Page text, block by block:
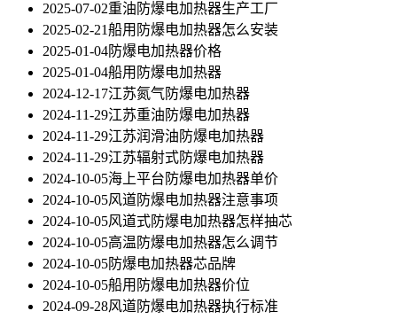
2025-07-02重油防爆电加热器生产工厂
2025-02-21船用防爆电加热器怎么安装
2025-01-04防爆电加热器价格
2025-01-04船用防爆电加热器
2024-12-17江苏氮气防爆电加热器
2024-11-29江苏重油防爆电加热器
2024-11-29江苏润滑油防爆电加热器
2024-11-29江苏辐射式防爆电加热器
2024-10-05海上平台防爆电加热器单价
2024-10-05风道防爆电加热器注意事项
2024-10-05风道式防爆电加热器怎样抽芯
2024-10-05高温防爆电加热器怎么调节
2024-10-05防爆电加热器芯品牌
2024-10-05船用防爆电加热器价位
2024-09-28风道防爆电加热器执行标准